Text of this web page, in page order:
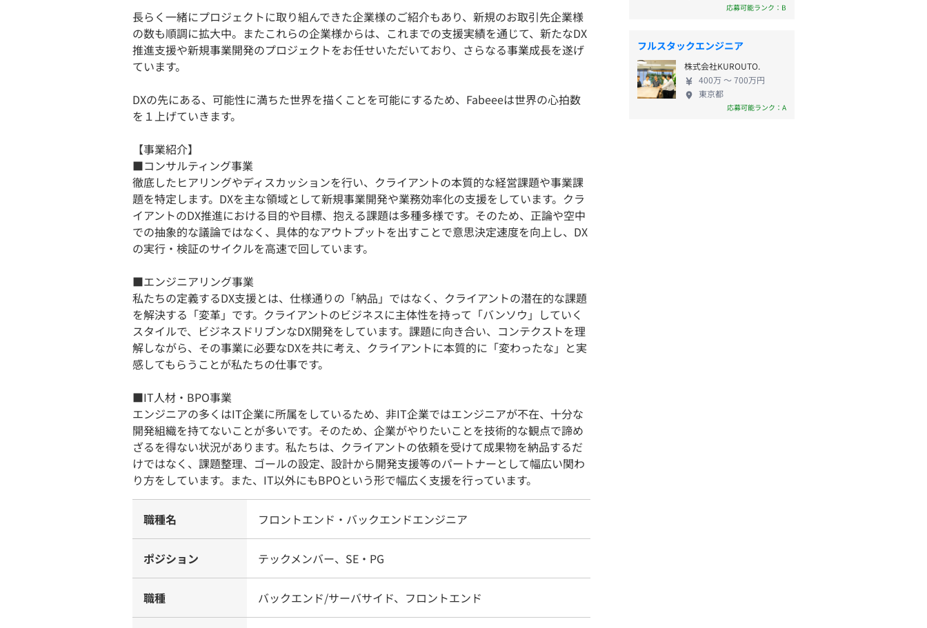
長らく一緒にプロジェクトに取り組んできた企業様のご紹介もあり、新規のお取引先企業様
の数も順調に拡大中。またこれらの企業様からは、これまでの支援実績を通じて、新たなDX
推進支援や新規事業開発のプロジェクトをお任せいただいており、さらなる事業成長を遂げ
ています。
DXの先にある、可能性に満ちた世界を描くことを可能にするため、Fabeeeは世界の心拍数
を１上げていきます。
【事業紹介】
■コンサルティング事業
徹底したヒアリングやディスカッションを行い、クライアントの本質的な経営課題や事業課
題を特定します。DXを主な領域として新規事業開発や業務効率化の支援をしています。クラ
イアントのDX推進における目的や目標、抱える課題は多種多様です。そのため、正論や空中
での抽象的な議論ではなく、具体的なアウトプットを出すことで意思決定速度を向上し、DX
の実行・検証のサイクルを高速で回しています。
■エンジニアリング事業
私たちの定義するDX支援とは、仕様通りの「納品」ではなく、クライアントの潜在的な課題
を解決する「変革」です。クライアントのビジネスに主体性を持って「バンソウ」していく
スタイルで、ビジネスドリブンなDX開発をしています。課題に向き合い、コンテクストを理
解しながら、その事業に必要なDXを共に考え、クライアントに本質的に「変わったな」と実
感してもらうことが私たちの仕事です。
■IT人材・BPO事業
エンジニアの多くはIT企業に所属をしているため、非IT企業ではエンジニアが不在、十分な
開発組織を持てないことが多いです。そのため、企業がやりたいことを技術的な観点で諦め
ざるを得ない状況があります。私たちは、クライアントの依頼を受けて成果物を納品するだ
けではなく、課題整理、ゴールの設定、設計から開発支援等のパートナーとして幅広い関わ
り方をしています。また、IT以外にもBPOという形で幅広く支援を行っています。
職種名 フロントエンド・バックエンドエンジニア
ポジション テックメンバー、SE・PG
職種 バックエンド/サーバサイド、フロントエンド
応募可能ランク：B
フルスタックエンジニア
株式会社KUROUTO.
400万 〜 700万円
東京都
応募可能ランク：A